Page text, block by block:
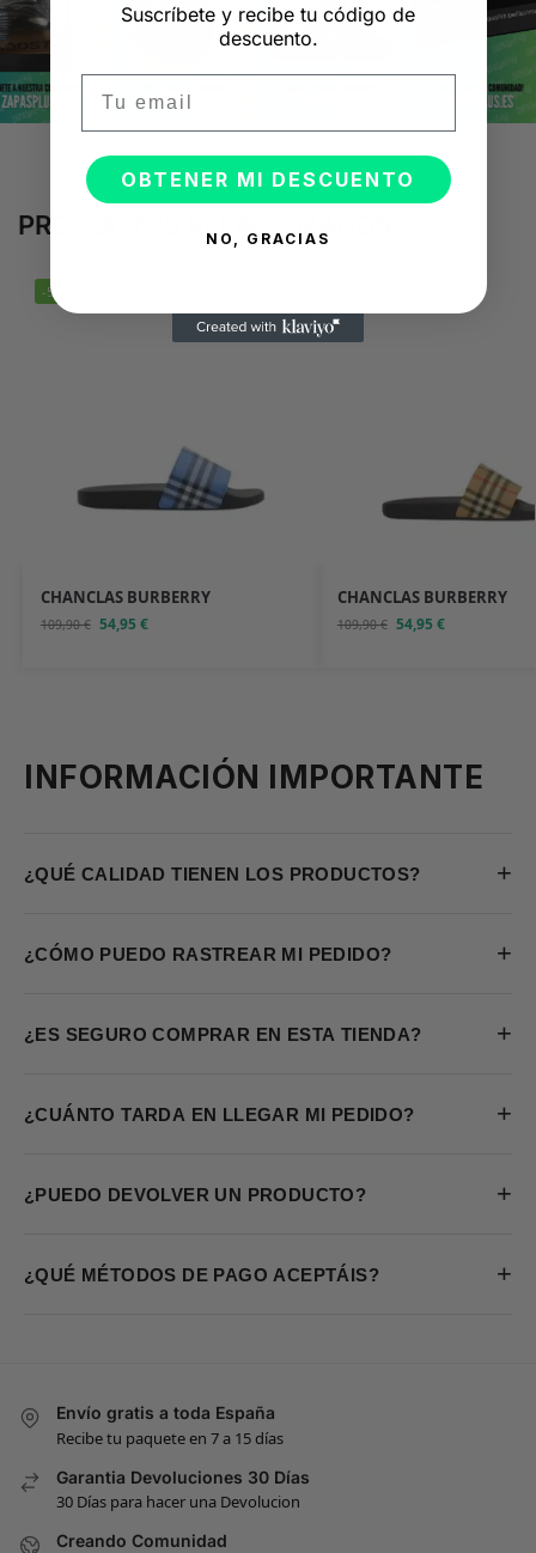
PRODUCTOS RELACIONADOS
-50%
CHANCLAS BURBERRY
109,90€ 54,95€
CHANCLAS BURBERRY
109,90€ 54,95€
INFORMACIÓN IMPORTANTE
¿QUÉ CALIDAD TIENEN LOS PRODUCTOS? +
¿CÓMO PUEDO RASTREAR MI PEDIDO? +
¿ES SEGURO COMPRAR EN ESTA TIENDA? +
¿CUÁNTO TARDA EN LLEGAR MI PEDIDO? +
¿PUEDO DEVOLVER UN PRODUCTO? +
¿QUÉ MÉTODOS DE PAGO ACEPTÁIS? +
Envío gratis a toda España
Recibe tu paquete en 7 a 15 días
Garantia Devoluciones 30 Días
30 Días para hacer una Devolucion
Creando Comunidad
Suscríbete y recibe tu código de
descuento.
OBTENER MI DESCUENTO
NO, GRACIAS